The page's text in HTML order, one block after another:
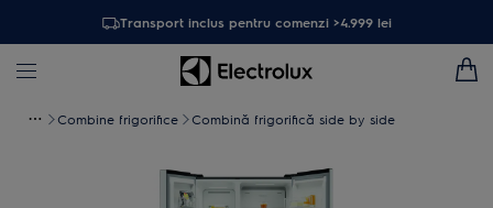
Transport inclus pentru comenzi >4.999 lei
Combine frigorifice Combină frigorifică side by side